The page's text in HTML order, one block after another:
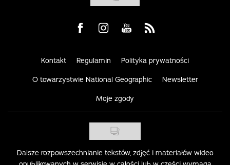
Visit us on Facebook
Visit us on Instagram
Visit us on Youtube
Visit us on Rss
Kontakt Regulamin Polityka prywatności
O towarzystwie National Geographic Newsletter
Moje zgody
Dalsze rozpowszechnianie tekstów, zdjęć i materiałów wideo